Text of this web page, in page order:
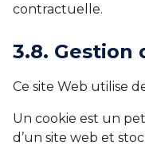
contractuelle.
3.8. Gestion
Ce site Web utilise
Un cookie est un
d’un site web et